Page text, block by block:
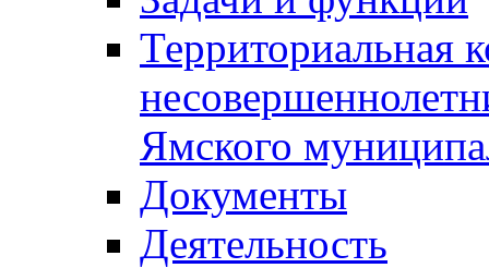
Территориальная
Ямского
Документы
Деятельность